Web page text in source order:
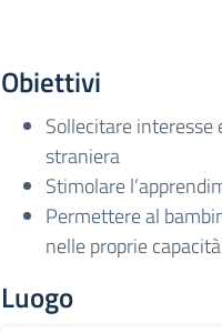
Obiettivi
Sollecitare interesse
straniera
Stimolare
Permettere al
nelle proprie
Luogo